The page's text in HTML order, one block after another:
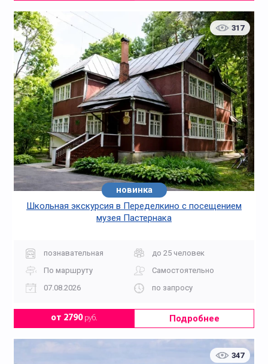
317
новинка
Школьная экскурсия в Переделкино с посещением
музея Пастернака
познавательная
до 25 человек
По маршруту
Самостоятельно
07.08.2026
по запросу
от 2790руб. Подробнее
347